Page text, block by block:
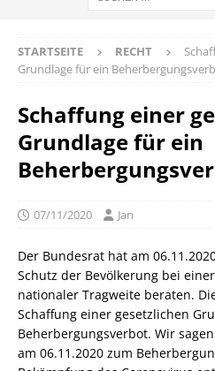
STARTSEITE RECHT
Grundlage für ein
Schaffung einer
Grundlage für ein
07/11/2020 Jan
Der Bundesrat hat am
Schutz der Bevölkerung bei
nationaler Tragweite beraten.
Schaffung einer gesetzlichen
Beherbergungsverbot. Wir
am 06.11.2020 zum